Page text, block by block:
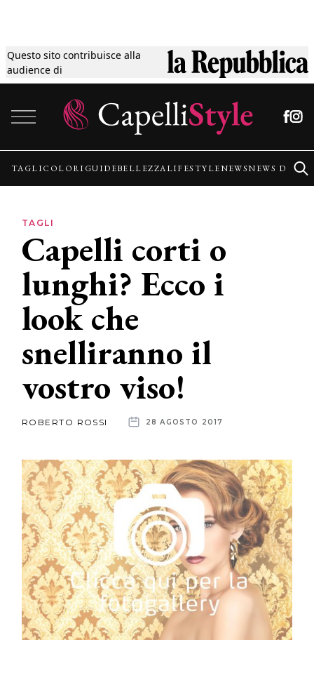
Questo sito contribuisce alla
audience di
Tagli
Colori
Guide
Lifestyle
News
News
aziende
TAGLICOLORI GUIDEBELLEZZALIFESTYLENEWSNEWS
TAGLI
Capelli corti o
lunghi? Ecco i
look che
snelliranno il
vostro viso!
ROBERTO ROSSI 28 AGOSTO 2017